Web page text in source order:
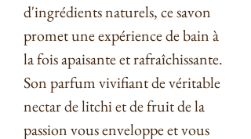
d'ingrédients naturels, ce savon
promet une expérience de bain à
la fois apaisante et rafraîchissante.
Son parfum vivifiant de véritable
nectar de litchi et de fruit de la
passion vous enveloppe et vous